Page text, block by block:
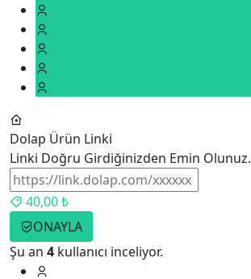
Dolap Ürün Linki
Linki Doğru Girdiğinizden Emin Olunuz.
40,00 ₺
ONAYLA
Şu an 4 kullanıcı inceliyor.